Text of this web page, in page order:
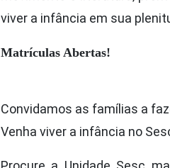
viver a infância em sua
Matrículas Abertas!
Convidamos as famílias a
Venha viver a infância no